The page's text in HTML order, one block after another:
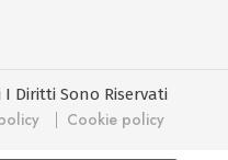
Diritti Sono Riservati
Cookie policy